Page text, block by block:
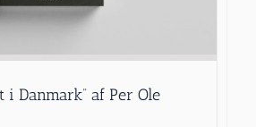
i Danmark” af Per Ole